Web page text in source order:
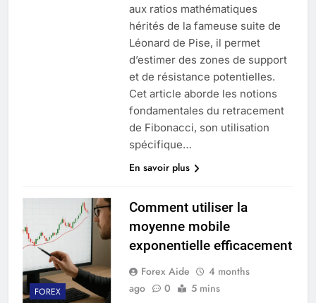
aux ratios mathématiques
hérités de la fameuse suite de
Léonard de Pise, il permet
d’estimer des zones de support
et de résistance potentielles.
Cet article aborde les notions
fondamentales du retracement
de Fibonacci, son utilisation
spécifique…
En savoir plus
FOREX
Comment utiliser la
moyenne mobile
exponentielle efficacement
Forex Aide
4 months
ago
0 5 mins